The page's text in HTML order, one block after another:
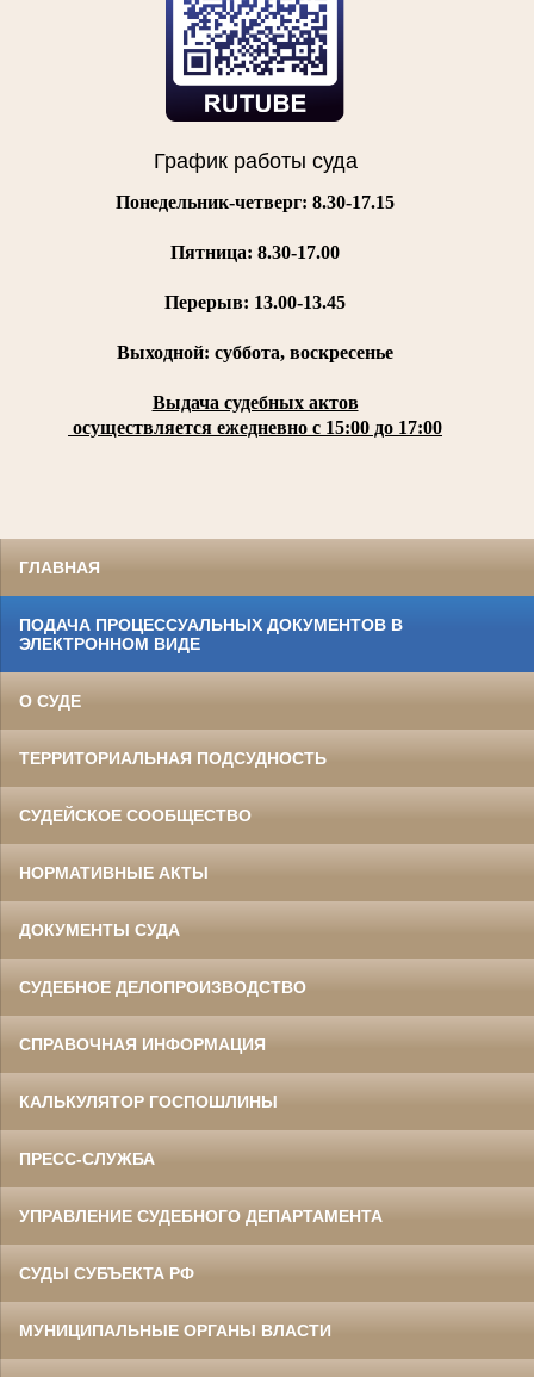
График работы суда
Понедельник-четверг: 8.30-17.15
Пятница: 8.30-17.00
Перерыв: 13.00-13.45
Выходной: суббота, воскресенье
Выдача судебных актов
осуществляется ежедневно с 15:00 до 17:00
ГЛАВНАЯ
ПОДАЧА ПРОЦЕССУАЛЬНЫХ ДОКУМЕНТОВ В
ЭЛЕКТРОННОМ ВИДЕ
О СУДЕ
ТЕРРИТОРИАЛЬНАЯ ПОДСУДНОСТЬ
СУДЕЙСКОЕ СООБЩЕСТВО
НОРМАТИВНЫЕ АКТЫ
ДОКУМЕНТЫ СУДА
СУДЕБНОЕ ДЕЛОПРОИЗВОДСТВО
СПРАВОЧНАЯ ИНФОРМАЦИЯ
КАЛЬКУЛЯТОР ГОСПОШЛИНЫ
ПРЕСС-СЛУЖБА
УПРАВЛЕНИЕ СУДЕБНОГО ДЕПАРТАМЕНТА
СУДЫ СУБЪЕКТА РФ
МУНИЦИПАЛЬНЫЕ ОРГАНЫ ВЛАСТИ